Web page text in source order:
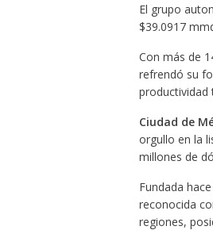
El grupo
$39.0917
Con más de
refrendó su
productividad
Ciudad de
orgullo en la
millones de
Fundada
reconocida
regiones,